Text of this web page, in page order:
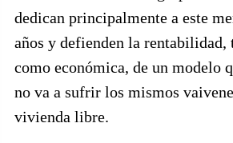
dedican principalmente a este
años y defienden la rentabilidad,
como económica, de un modelo
no va a sufrir los mismos
vivienda libre.